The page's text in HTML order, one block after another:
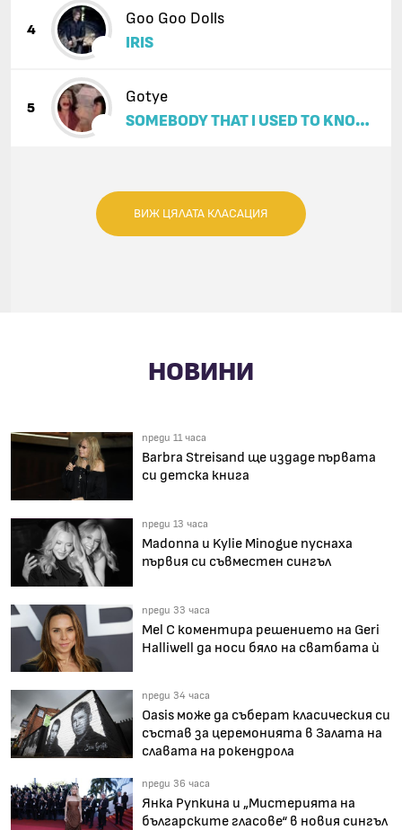
4
Goo Goo Dolls
IRIS
5
Gotye
SOMEBODY THAT I USED TO KNOW
ВИЖ ЦЯЛАТА КЛАСАЦИЯ
НОВИНИ
преди 11 часа
Barbra Streisand ще издаде първата
си детска книга
преди 13 часа
Madonna и Kylie Minogue пуснаха
първия си съвместен сингъл
преди 33 часа
Mel C коментира решението на Geri
Halliwell да носи бяло на сватбата ѝ
преди 34 часа
Oasis може да съберат класическия си
състав за церемонията в Залата на
славата на рокендрола
преди 36 часа
Янка Рупкина и „Мистерията на
българските гласове“ в новия сингъл